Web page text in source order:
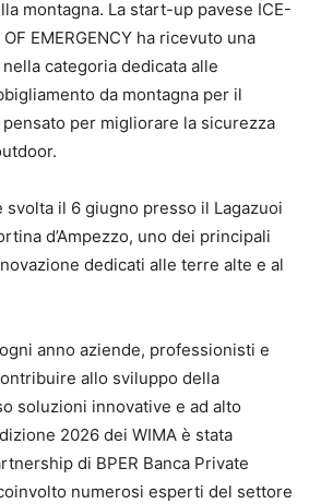
montagna. La start-up pavese ICE-
OF EMERGENCY ha ricevuto una
categoria dedicata alle
da montagna per il
per migliorare la sicurezza
svolta il 6 giugno presso il Lagazuoi
d’Ampezzo, uno dei principali
dedicati alle terre alte e al
anno aziende, professionisti e
allo sviluppo della
soluzioni innovative e ad alto
2026 dei WIMA è stata
di BPER Banca Private
numerosi esperti del settore